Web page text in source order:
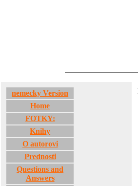
nemecky Version
Home
FOTKY:
Knihy
O autorovi
Prednosti
Questions and
Answers